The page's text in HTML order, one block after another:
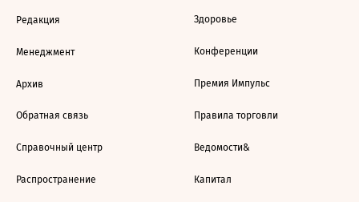
Редакция
Менеджмент
Архив
Обратная связь
Справочный центр
Распространение
Здоровье
Конференции
Премия Импульс
Правила торговли
Ведомости&
Капитал